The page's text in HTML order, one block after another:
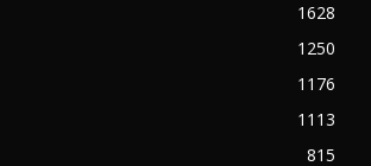
1628
1250
1176
1113
815